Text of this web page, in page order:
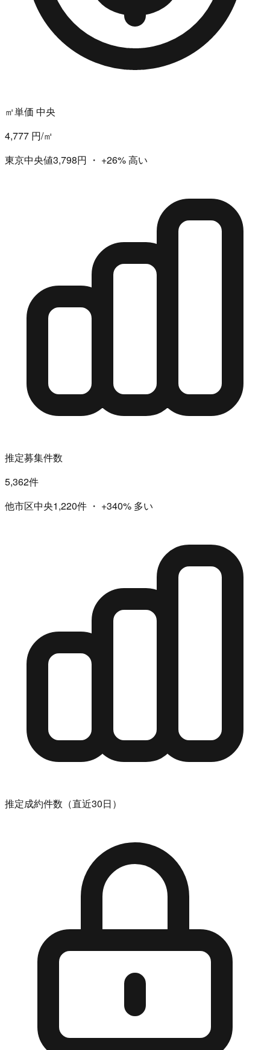
㎡単価 中央
4,777 円/㎡
東京中央値3,798円 ・ +26%高い
推定募集件数
5,362件
他市区中央1,220件 ・ +340% 多い
推定成約件数（直近30日）